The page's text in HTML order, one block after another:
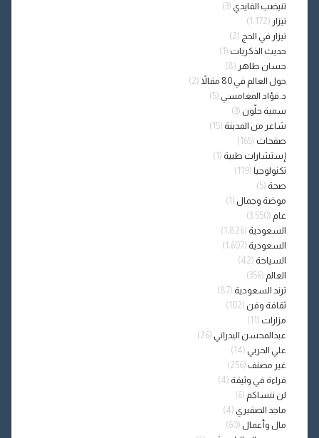
تنيضب الفايدي (3)
تيزار (1٬172)
تيزار في الحج (2)
حديث الذكريات (1)
حسان طاهر (8)
حول العالم في 80 مقالاً
(2)
د.فؤاد المغامسي (5)
سمية جلّون (3)
شاعر من المدينة (15)
صفحات (165)
إستشارات طبية (1)
تكنولوجيا (119)
صحة (5)
موضة وجمال (1)
عام (3٬550)
السعودية (1٬826)
السعودية (1٬607)
السياحة (42)
العالم (356)
ترند السعودية (87)
ثقافة وفن (102)
مزارات (11)
عبدالمحسن البدراني (26)
علي الحربي (14)
غير مصنف (256)
قراءة في وثيقة (4)
لن ننساكم (6)
ماجد الصقيري (4)
مال وأعمال (60)